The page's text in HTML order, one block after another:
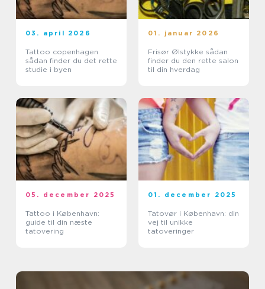
03. april 2026
Tattoo copenhagen
sådan finder du det rette
studie i byen
01. januar 2026
Frisør Ølstykke sådan
finder du den rette salon
til din hverdag
05. december 2025
Tattoo i København:
guide til din næste
tatovering
01. december 2025
Tatovør i København: din
vej til unikke
tatoveringer